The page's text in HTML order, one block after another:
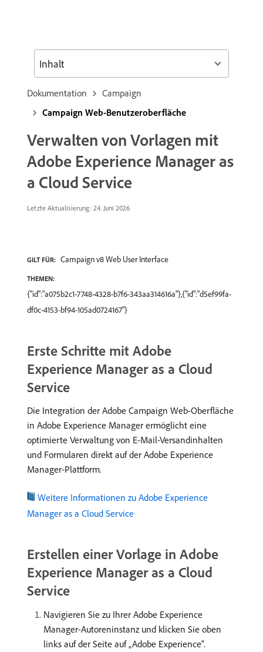
Dokumentation
Campaign
Campaign Web-Benutzeroberfläche
Verwalten von Vorlagen mit
Adobe Experience Manager as
a Cloud Service
Letzte Aktualisierung: 24. Juni 2026
GILT FÜR: Campaign v8 Web User Interface
THEMEN:
{"id":"a075b2c1-7748-4328-b7f6-343aa314616a"},{"id":"d5ef99fa-
df0c-4153-bf94-105ad0724167"}
Erste Schritte mit Adobe
Experience Manager as a Cloud
Service
Die Integration der Adobe Campaign Web-Oberfläche
in Adobe Experience Manager ermöglicht eine
optimierte Verwaltung von E-Mail-Versandinhalten
und Formularen direkt auf der Adobe Experience
Manager-Plattform.
Weitere Informationen zu Adobe Experience
Manager as a Cloud Service
Erstellen einer Vorlage in Adobe
Experience Manager as a Cloud
Service
Navigieren Sie zu Ihrer Adobe Experience
Manager-Autoreninstanz und klicken Sie oben
links auf der Seite auf „Adobe Experience“.
Inhalt